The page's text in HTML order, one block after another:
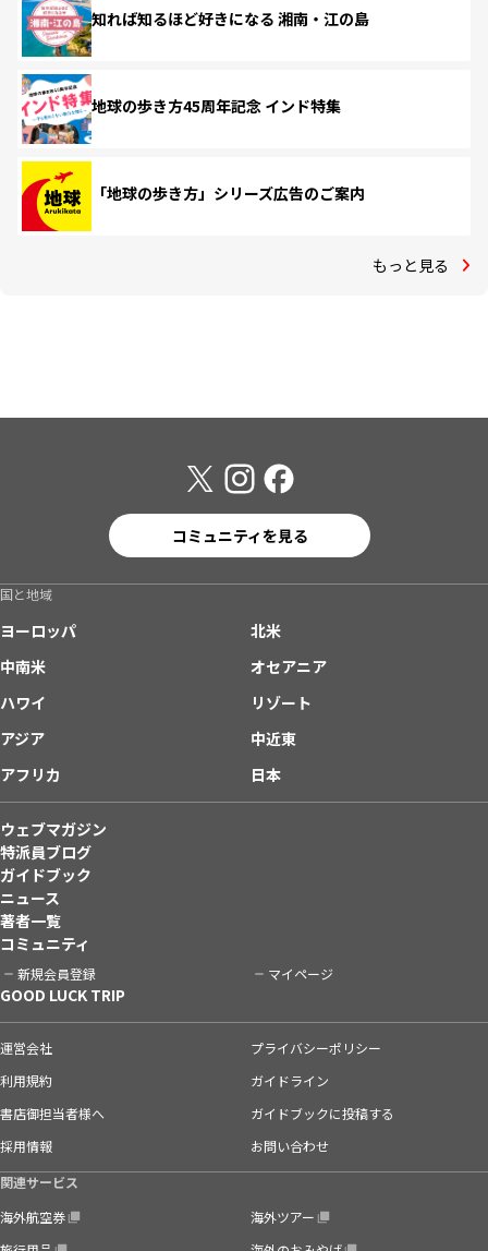
知れば知るほど好きになる 湘南・江の島
地球の歩き方45周年記念 インド特集
「地球の歩き方」シリーズ広告のご案内
もっと見る
コミュニティを見る
国と地域
ヨーロッパ
北米
中南米
オセアニア
ハワイ
リゾート
アジア
中近東
アフリカ
日本
ウェブマガジン
特派員ブログ
ガイドブック
ニュース
著者一覧
コミュニティ
新規会員登録 マイページ
GOOD LUCK TRIP
運営会社
プライバシーポリシー
利用規約
ガイドライン
書店御担当者様へ
ガイドブックに投稿する
採用情報
お問い合わせ
関連サービス
海外航空券
海外ツアー